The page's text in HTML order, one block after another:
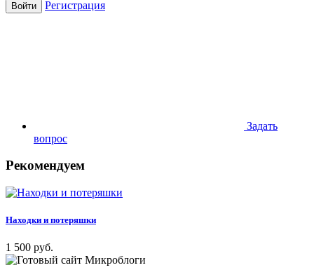
Войти Регистрация
Задать
вопрос
Рекомендуем
Находки и потеряшки
1 500 руб.